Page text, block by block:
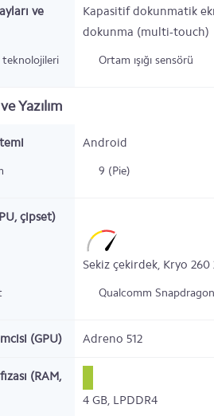
ve
Kapasitif dokunmatik
dokunma (multi-touch)
teknolojileri Ortam ışığı sensörü
Yazılım
Android
9 (Pie)
çipset)
Sekiz çekirdek, Kryo 260
Qualcomm
(GPU) Adreno 512
(RAM,
4 GB, LPDDR4